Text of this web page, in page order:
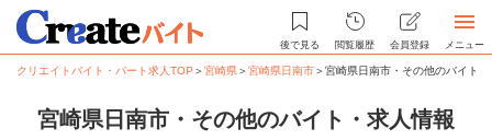
後で見る 閲覧履歴 会員登録 メニュー
クリエイトバイト・パート求人TOP ＞宮崎県＞宮崎県日南市＞宮崎県日南市・その他のバイト
宮崎県日南市・その他のバイト・求人情報